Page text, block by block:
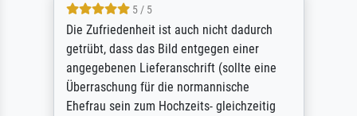
5 / 5
Die Zufriedenheit ist auch nicht dadurch
getrübt, dass das Bild entgegen einer
angegebenen Lieferanschrift (sollte eine
Überraschung für die normannische
Ehefrau sein zum Hochzeits- gleichzeitig